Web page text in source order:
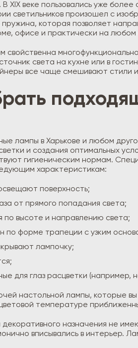
XIX веке пользовались уже
светильников произошел с
которая позволяет
офисе и практически на
свойственна
света на кухне или в
все чаще смешивают стили
лампы в Харькове и любом
и создания оптимальных
гигиеническим нормам.
характеристикам:
поверхность;
от прямого попадания света;
по высоте и направлению света;
по форме трапеции с узким
лампочку;
для глаз расцветки
настольной лампы, которые
температуре
назначения не
вписывались в интерьер.